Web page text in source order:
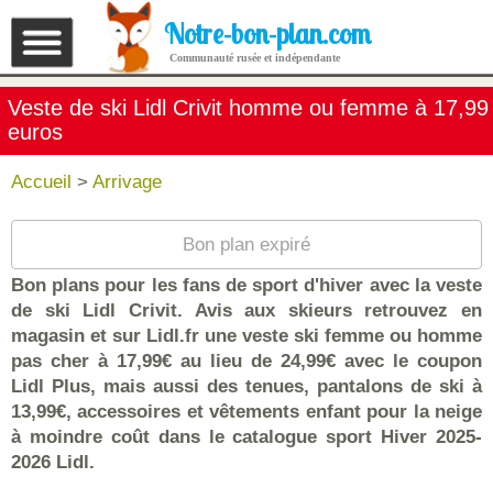
Notre-bon-plan.com
Communauté rusée et indépendante
Veste de ski Lidl Crivit homme ou femme à 17,99
euros
Accueil > Arrivage
Bon plan expiré
Bon plans pour les fans de sport d'hiver avec la veste
de ski Lidl Crivit. Avis aux skieurs retrouvez en
magasin et sur Lidl.fr une veste ski femme ou homme
pas cher à 17,99€ au lieu de 24,99€ avec le coupon
Lidl Plus, mais aussi des tenues, pantalons de ski à
13,99€, accessoires et vêtements enfant pour la neige
à moindre coût dans le catalogue sport Hiver 2025-
2026 Lidl.